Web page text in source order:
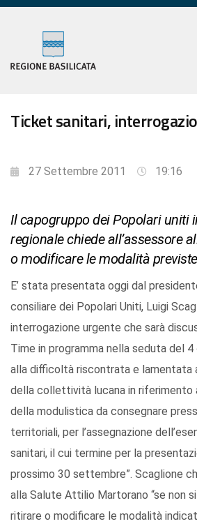
Ticket sanitari,
27 Settembre 2011 19:16
Il capogruppo dei Popolari uniti
regionale chiede all’assessore
o modificare le modalità
E’ stata presentata oggi dal
consiliare dei Popolari Uniti, Luigi
interrogazione urgente che sarà
Time in programma nella seduta del
alla difficoltà riscontrata e lamentata
della collettività lucana in riferimento
della modulistica da consegnare
territoriali, per l’assegnazione
sanitari, il cui termine per la
prossimo 30 settembre”. Scaglione
alla Salute Attilio Martorano “se non
ritirare o modificare le modalità